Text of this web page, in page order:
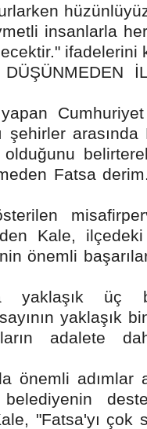
insanlarla
ifadelerini
Cumhuriyet
şehirler
Fatsa
Kale,
önemli
yaklaşık
yaklaşık
adalete
önemli adımlar
"Fatsa'yı çok